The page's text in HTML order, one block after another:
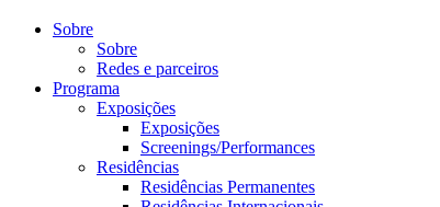
Sobre
Sobre
Redes e parceiros
Programa
Exposições
Exposições
Screenings/Performances
Residências
Residências Permanentes